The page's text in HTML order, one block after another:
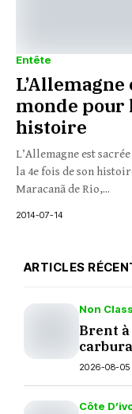
Entête
monde pour
histoire
L’Allemagne est
la 4e fois de son
Maracanã de Rio,...
2014-07-14
ARTICLES
Non
Brent
2026-08-05
Côte